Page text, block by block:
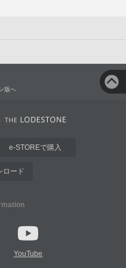
版へ
e-STOREで購入
ロード
YouTube